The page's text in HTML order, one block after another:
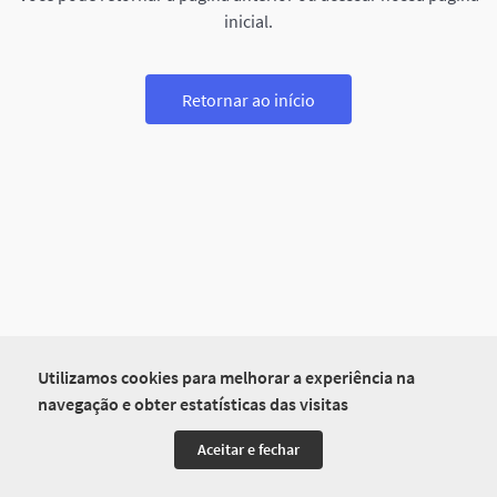
Utilizamos cookies para melhorar a experiência na
navegação e obter estatísticas das visitas
Aceitar e fechar
inicial.
Retornar ao início